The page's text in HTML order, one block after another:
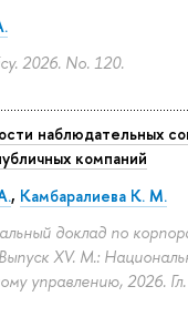
2026. No. 120.
наблюдательных
компаний
, Камбаралиева К. М.
доклад по
XV. М.:
управлению, 2026. Гл.